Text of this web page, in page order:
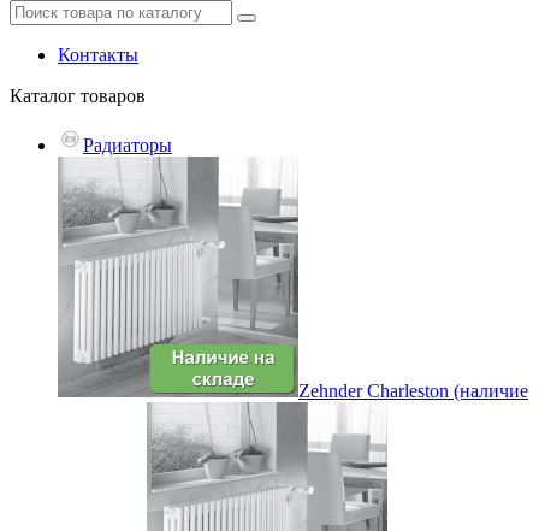
Контакты
Каталог товаров
Радиаторы
Zehnder Charleston (наличие